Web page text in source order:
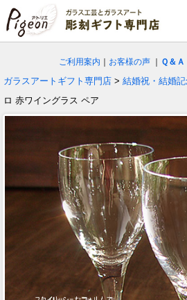
ご利用案内 お客様の声 Ｑ＆Ａ
ガラスアートギフト専門店 > 結婚祝・結婚
ロ 赤ワイングラス ペア